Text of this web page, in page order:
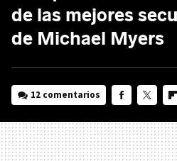
de las mejores
de Michael Myers
12 comentarios